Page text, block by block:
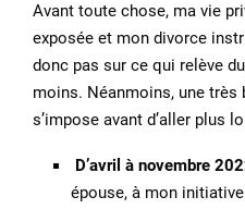
Avant toute chose, ma vie
exposée et mon divorce
donc pas sur ce qui relève
moins. Néanmoins, une
s’impose avant d’aller plus
D’avril à novembre
épouse, à mon